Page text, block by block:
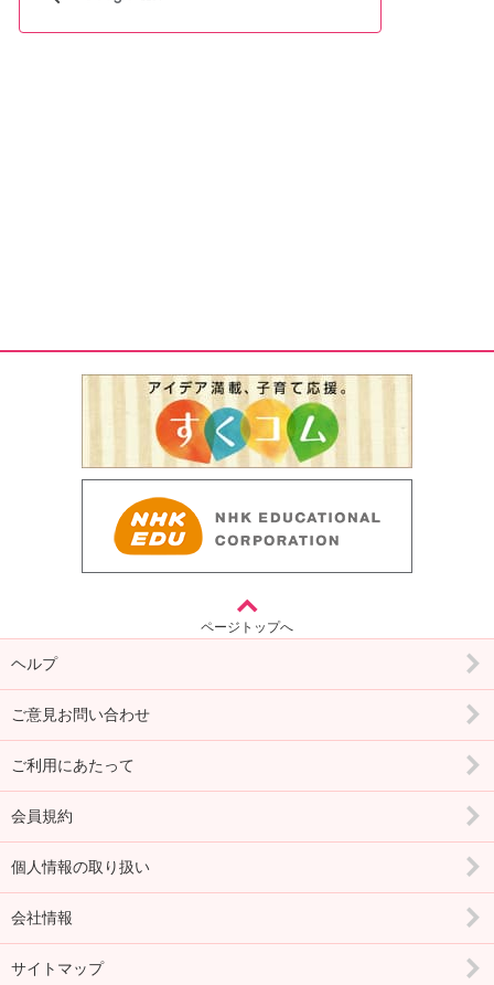
ページトップへ
ヘルプ
ご意見お問い合わせ
ご利用にあたって
会員規約
個人情報の取り扱い
会社情報
サイトマップ